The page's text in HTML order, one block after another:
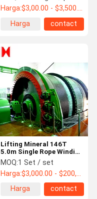
Ring Gear
Harga:$3,00.00 - $3,500.00 / Piece
Harga
contact
Lifting Mineral 146T
5.0m Single Rope Winding
Hoist
MOQ:1 Set / set
Harga:$3,000.00 - $200,000.00 / Set
Harga
contact